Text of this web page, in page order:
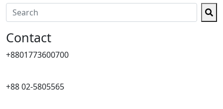
Contact
+8801773600700
+88 02-5805565